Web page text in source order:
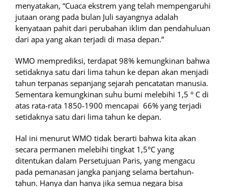
menyatakan, “Cuaca ekstrem yang telah mempengaruhi
jutaan orang pada bulan Juli sayangnya adalah
kenyataan pahit dari perubahan iklim dan pendahuluan
dari apa yang akan terjadi di masa depan.”
WMO memprediksi, terdapat 98% kemungkinan bahwa
setidaknya satu dari lima tahun ke depan akan menjadi
tahun terpanas sepanjang sejarah pencatatan manusia.
Sementara kemungkinan suhu bumi melebihi 1,5 ° C di
atas rata-rata 1850-1900 mencapai 66% yang terjadi
setidaknya satu dari lima tahun ke depan.
Hal ini menurut WMO tidak berarti bahwa kita akan
secara permanen melebihi tingkat 1,5°C yang
ditentukan dalam Persetujuan Paris, yang mengacu
pada pemanasan jangka panjang selama bertahun-
tahun. Hanya dan hanya jika semua negara bisa